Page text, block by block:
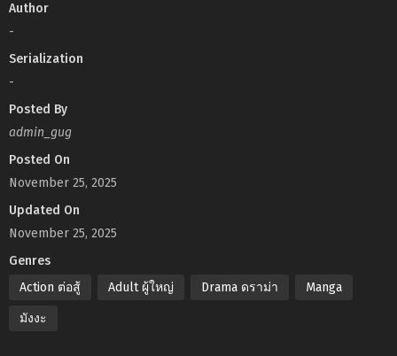
Author
-
Serialization
-
Posted By
admin_gug
Posted On
November 25, 2025
Updated On
November 25, 2025
Genres
Action ต่อสู้
Adult ผู้ใหญ่ Drama ดราม่า Manga
มังงะ